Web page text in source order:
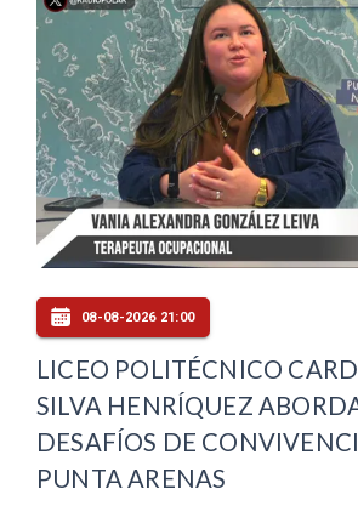
08-08-2026 21:00
LICEO POLITÉCNICO
SILVA HENRÍQUEZ
DESAFÍOS DE
PUNTA ARENAS